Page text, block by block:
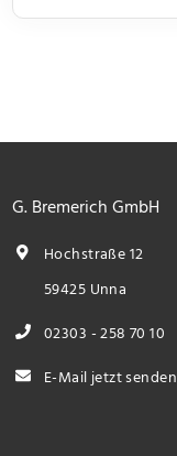
G. Bremerich GmbH
Hochstraße 12
59425 Unna
02303 - 258 70 10
E-Mail jetzt senden